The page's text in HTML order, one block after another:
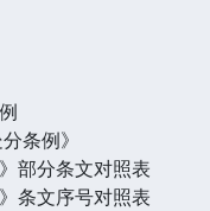
条例》
部分条文对照表
条文序号对照表